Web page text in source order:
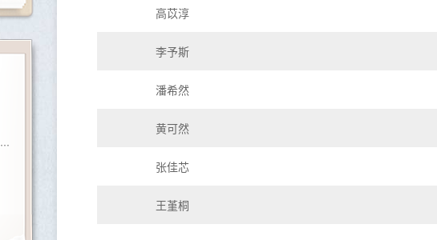
广州鉴定站 —— 国家轻工业乐器质量监督检测中心（广州）
高苡淳
李予斯
潘希然
黄可然
张佳芯
王堇桐